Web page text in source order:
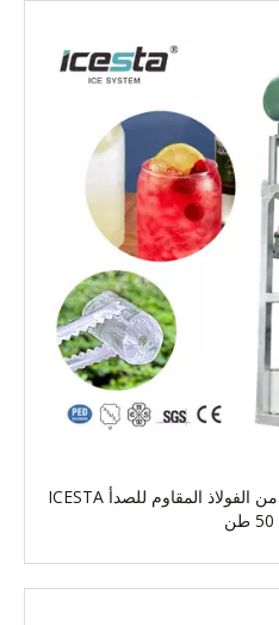
آلة تصنيع أنابيب الثلج الصناعية من الفولاذ المقاوم للصدأ ICESTA